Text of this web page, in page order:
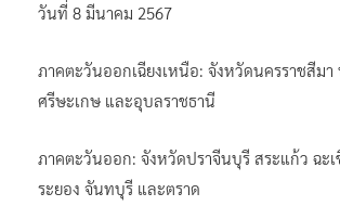
วันที่ 8 มีนาคม 2567
ภาคตะวันออกเฉียงเหนือ: จังหวัดนครราชสีมา
ศรีษะเกษ และอุบลราชธานี
ภาคตะวันออก: จังหวัดปราจีนบุรี สระแก้ว ฉะเ
ระยอง จันทบุรี และตราด